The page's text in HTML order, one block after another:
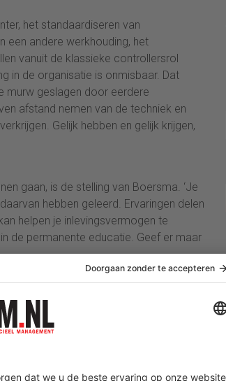
het standaardiseren van
een andere werkhouding, het
vanuit de klassieke controllersrol
in de organisatie is onmisbaar. Dat
murw geslagen door eerdere
afstand nemen van de techniek en
Gelijk hebben en gelijk krijgen,
gaan, is de stelling van Boersma. ‘Je
hebben geleerd. Ervaringen delen
helpen je inlevingsvermogen te
de permanente educatie. Geef er maar
de vaktechniek, op te zoeken. Terwijl
ook een menselijke kant zit.
Ik mis dat bewustzijn nog wel